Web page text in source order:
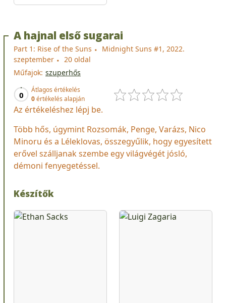
A hajnal első sugarai
Part 1: Rise of the Suns
Midnight Suns #1, 2022.
szeptember
20 oldal
Műfajok: szuperhős
0
Átlagos értékelés
0értékelés alapján
Az értékeléshez lépj be.
Több hős, úgymint Rozsomák, Penge, Varázs, Nico
Minoru és a Léleklovas, összegyűlik, hogy egyesített
erővel szálljanak szembe egy világvégét jósló,
démoni fenyegetéssel.
Készítők